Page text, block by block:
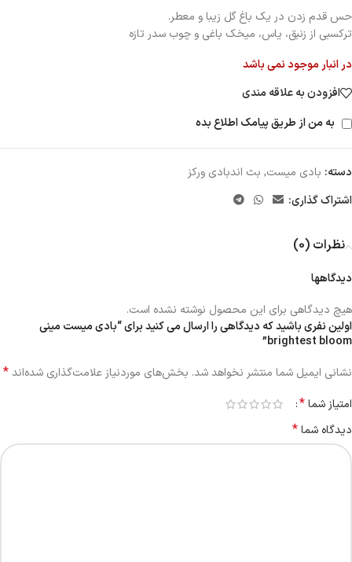
حس قدم زدن در یک باغ گل زیبا و معطر.
ترکسبی از زنبق، یاس، میخک باغی و چوب سدر تازه
در انبار موجود نمی باشد
افزودن به علاقه مندی
به من از طریق پیامک اطلاع بده
دسته: بادی میست, بث اندبادی ورکز
اشتراک گذاری:
نظرات (0)
دیدگاهها
هیچ دیدگاهی برای این محصول نوشته نشده است.
اولین نفری باشید که دیدگاهی را ارسال می کنید برای “بادی میست مینی
brightest bloom”
نشانی ایمیل شما منتشر نخواهد شد. بخش‌های موردنیاز علامت‌گذاری شده‌اند*
امتیاز شما*
دیدگاه شما*